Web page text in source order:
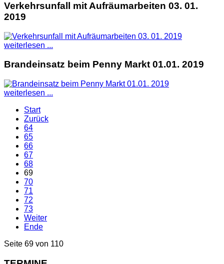
Verkehrsunfall mit Aufräumarbeiten 03. 01.
2019
weiterlesen ...
Brandeinsatz beim Penny Markt 01.01. 2019
weiterlesen ...
Start
Zurück
64
65
66
67
68
69
70
71
72
73
Weiter
Ende
Seite 69 von 110